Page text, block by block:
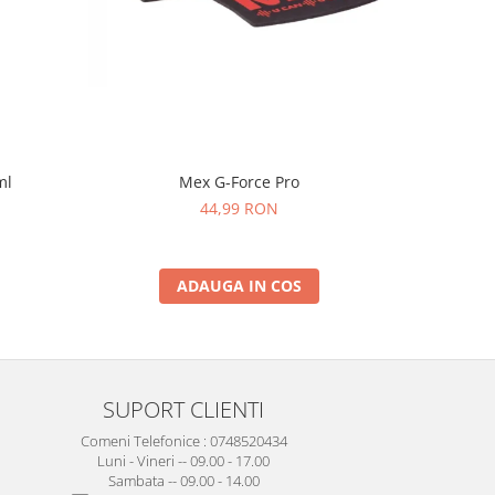
Mex G-Force Pro
44,99 RON
ADAUGA IN COS
SUPORT CLIENTI
Comeni Telefonice : 0748520434
Luni - Vineri -- 09.00 - 17.00
Sambata -- 09.00 - 14.00